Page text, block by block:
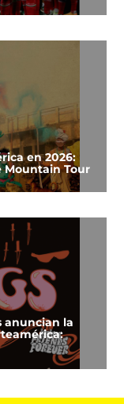
en 2026:
Mountain Tour
anuncian la